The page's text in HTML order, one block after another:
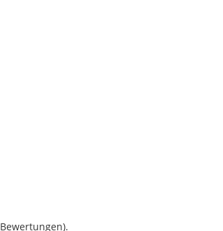
Bewertungen).